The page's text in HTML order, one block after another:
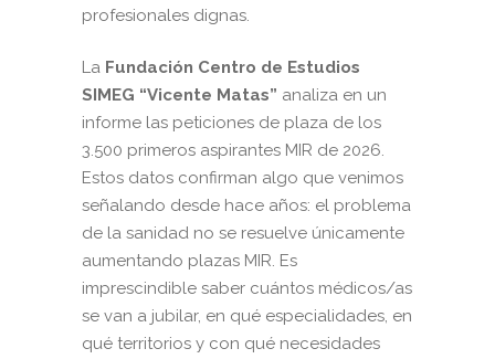
profesionales dignas.
La Fundación Centro de Estudios
SIMEG “Vicente Matas” analiza en un
informe las peticiones de plaza de los
3.500 primeros aspirantes MIR de 2026.
Estos datos confirman algo que venimos
señalando desde hace años: el problema
de la sanidad no se resuelve únicamente
aumentando plazas MIR. Es
imprescindible saber cuántos médicos/as
se van a jubilar, en qué especialidades, en
qué territorios y con qué necesidades